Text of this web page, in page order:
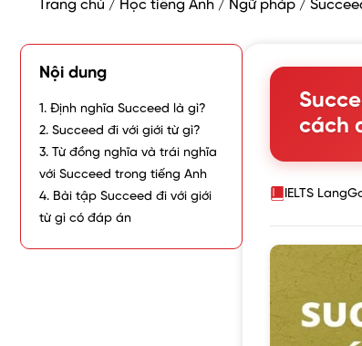
Trang chủ / Học tiếng Anh / Ngữ pháp /
Nội dung
1. Định nghĩa Succeed là gì?
2. Succeed đi với giới từ gì?
3. Từ đồng nghĩa và trái nghĩa
với Succeed trong tiếng Anh
4. Bài tập Succeed đi với giới
từ gì có đáp án
cách
IELTS